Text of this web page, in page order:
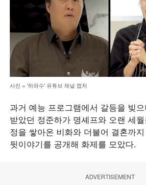
사진 = '하와수' 유튜브 채널 캡처
과거 예능 프로그램에서 갈등을 빚
받았던 정준하가 명셰프와 오랜 세
정을 쌓아온 비화와 더불어 결혼까
뒷이야기를 공개해 화제를 모았다.
ADVERTISEMENT